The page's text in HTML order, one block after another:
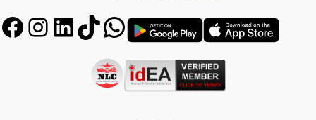
FacebookInstagramLinkedIn
TikTokWhatsApp
Get
it
on
Play
Store
Get
in